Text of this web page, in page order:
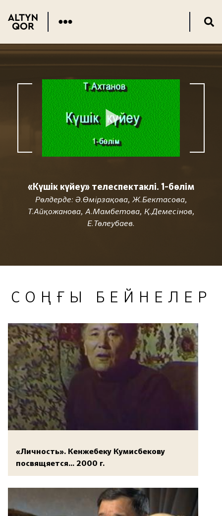
«Күшік күйеу» телеспектаклі. 1-бөлім
Рөлдерде: Ә.Өмірзақова, Ж.Бектасова,
Т.Айқожанова, А.Мамбетова, Қ.Демесінов,
Е.Төлеубаев.
СОҢҒЫ БЕЙНЕЛЕР
«Личность». Кенжебеку Кумисбекову
посвящяется... 2000 г.